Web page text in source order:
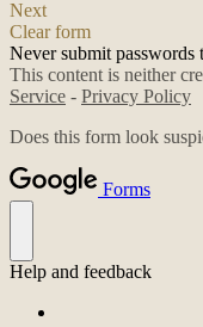
Next
Clear form
Never submit passwords
This content is neither
Service - Privacy Policy
Does this form look
Forms
Help and feedback